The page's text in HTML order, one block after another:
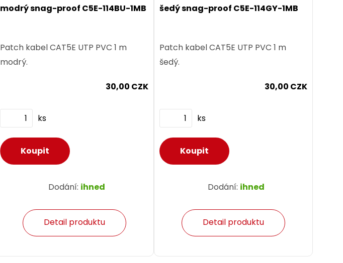
modrý snag-proof C5E-114BU-1MB
Patch kabel CAT5E UTP PVC 1 m
modrý.
30,00 CZK
ks
Dodání: ihned
Detail produktu
šedý snag-proof C5E-114GY-1MB
Patch kabel CAT5E UTP PVC 1 m
šedý.
30,00 CZK
ks
Dodání: ihned
Detail produktu